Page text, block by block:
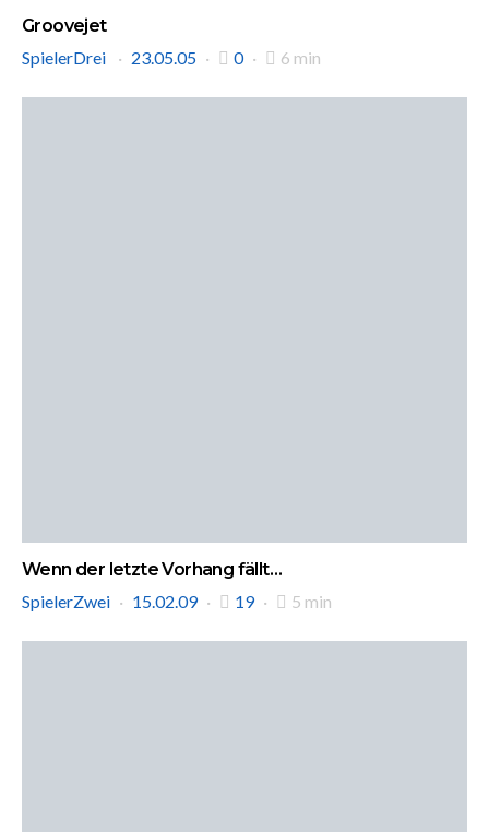
Groovejet
SpielerDrei
23.05.05 0 6 min
Wenn der letzte Vorhang fällt…
SpielerZwei
15.02.09 19 5 min